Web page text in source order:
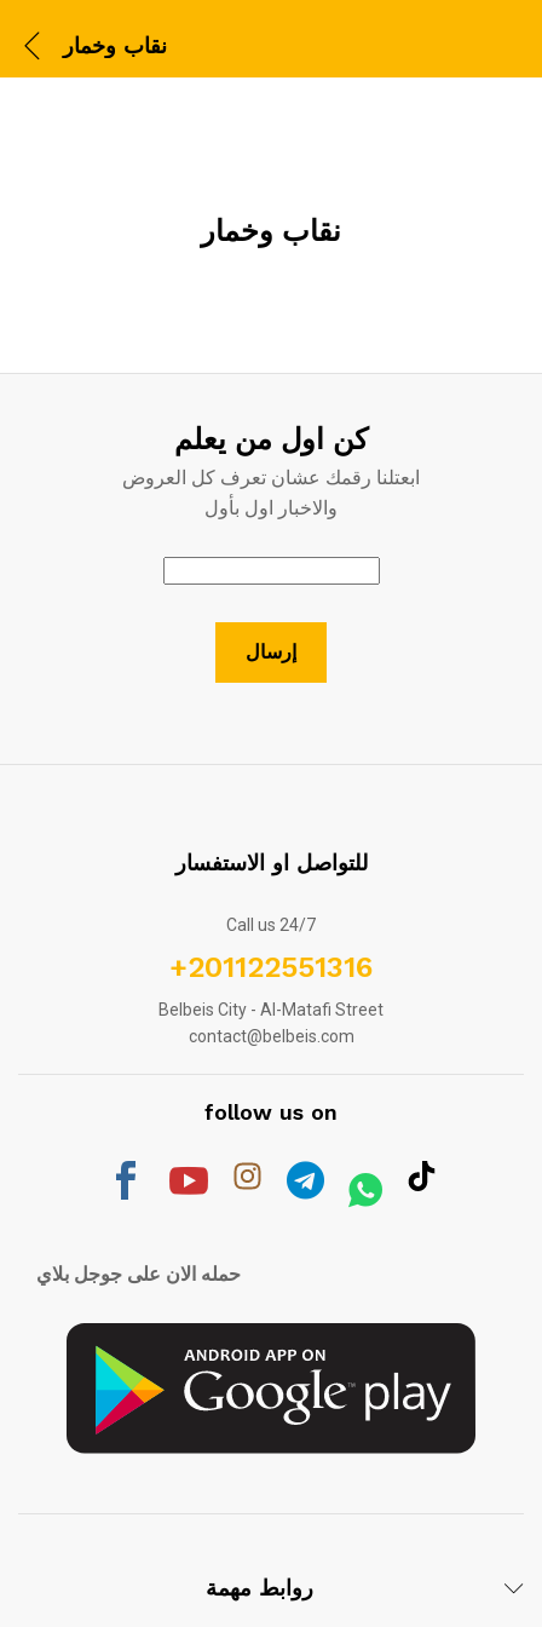
نقاب وخمار
نقاب وخمار
كن اول من يعلم
ابعتلنا رقمك عشان تعرف كل العروض
والاخبار اول بأول
للتواصل او الاستفسار
Call us 24/7
+201122551316
Belbeis City - Al-Matafi Street
contact@belbeis.com
follow us on
حمله الان على جوجل بلاي
روابط مهمة